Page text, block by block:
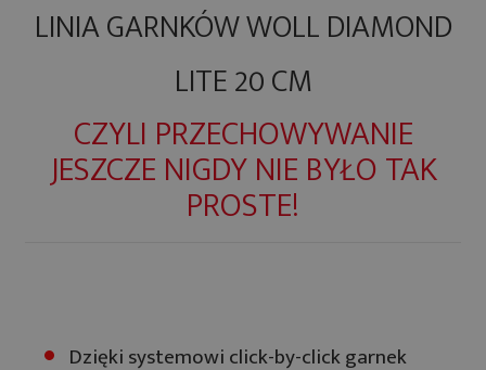
LINIA GARNKÓW WOLL DIAMOND
LITE 20 CM
CZYLI PRZECHOWYWANIE
JESZCZE NIGDY NIE BYŁO TAK
PROSTE!
Dzięki systemowi click-by-click garnek